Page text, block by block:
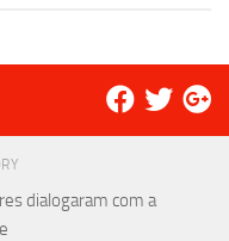
dialogaram com a